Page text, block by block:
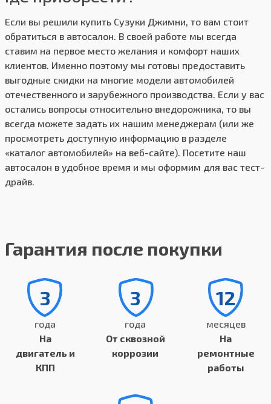
Если вы решили купить Сузуки Джимни, то вам стоит
обратиться в автосалон. В своей работе мы всегда
ставим на первое место желания и комфорт наших
клиентов. Именно поэтому мы готовы предоставить
выгодные скидки на многие модели автомобилей
отечественного и зарубежного производства. Если у вас
остались вопросы относительно внедорожника, то вы
всегда можете задать их нашим менеджерам (или же
просмотреть доступную информацию в разделе
«каталог автомобилей» на веб-сайте). Посетите наш
автосалон в удобное время и мы оформим для вас тест-
драйв.
Гарантия после покупки
3
года
На
двигатель и
КПП
3
года
От сквозной
коррозии
12
месяцев
На
ремонтные
работы